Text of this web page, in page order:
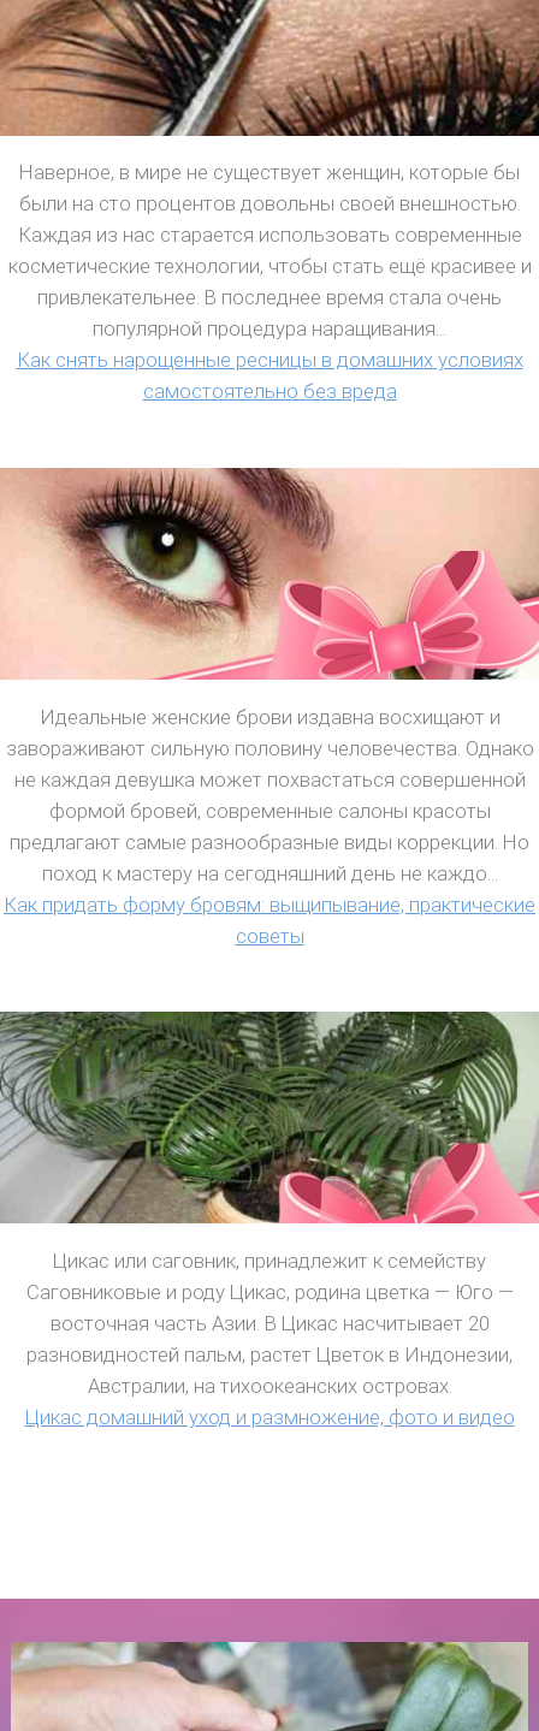
Наверное, в мире не существует женщин, которые бы
были на сто процентов довольны своей внешностью.
Каждая из нас старается использовать современные
косметические технологии, чтобы стать ещё красивее и
привлекательнее. В последнее время стала очень
популярной процедура наращивания...
Как снять нарощенные ресницы в домашних условиях
самостоятельно без вреда
Идеальные женские брови издавна восхищают и
завораживают сильную половину человечества. Однако
не каждая девушка может похвастаться совершенной
формой бровей, современные салоны красоты
предлагают самые разнообразные виды коррекции. Но
поход к мастеру на сегодняшний день не каждо...
Как придать форму бровям: выщипывание, практические
советы
Цикас или саговник, принадлежит к семейству
Саговниковые и роду Цикас, родина цветка — Юго —
восточная часть Азии. В Цикас насчитывает 20
разновидностей пальм, растет Цветок в Индонезии,
Австралии, на тихоокеанских островах.
Цикас домашний уход и размножение, фото и видео